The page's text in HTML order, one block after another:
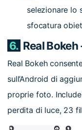
selezionare lo
sfocatura
6. Real Bokeh
Real Bokeh
sull’Android di
proprie foto.
perdita di luce, 23